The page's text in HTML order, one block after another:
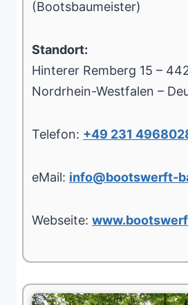
(Bootsbaumeister)
Standort:
Hinterer Remberg 15 –
Nordrhein-Westfalen –
Telefon: +49 231
eMail: info@bootswerft-
Webseite: